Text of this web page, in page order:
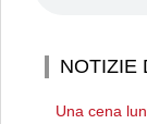
NOTIZIE
Una cena